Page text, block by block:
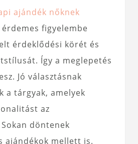
ajándék nőknek
figyelembe
érdeklődési körét és
Így a meglepetés
Jó választásnak
a tárgyak, amelyek
az
döntenek
ajándékok mellett is.